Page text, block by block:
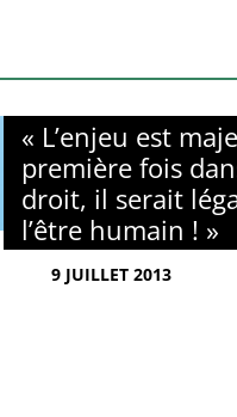
« L’enjeu est
première fois
droit, il serait
l’être humain ! »
9 JUILLET 2013